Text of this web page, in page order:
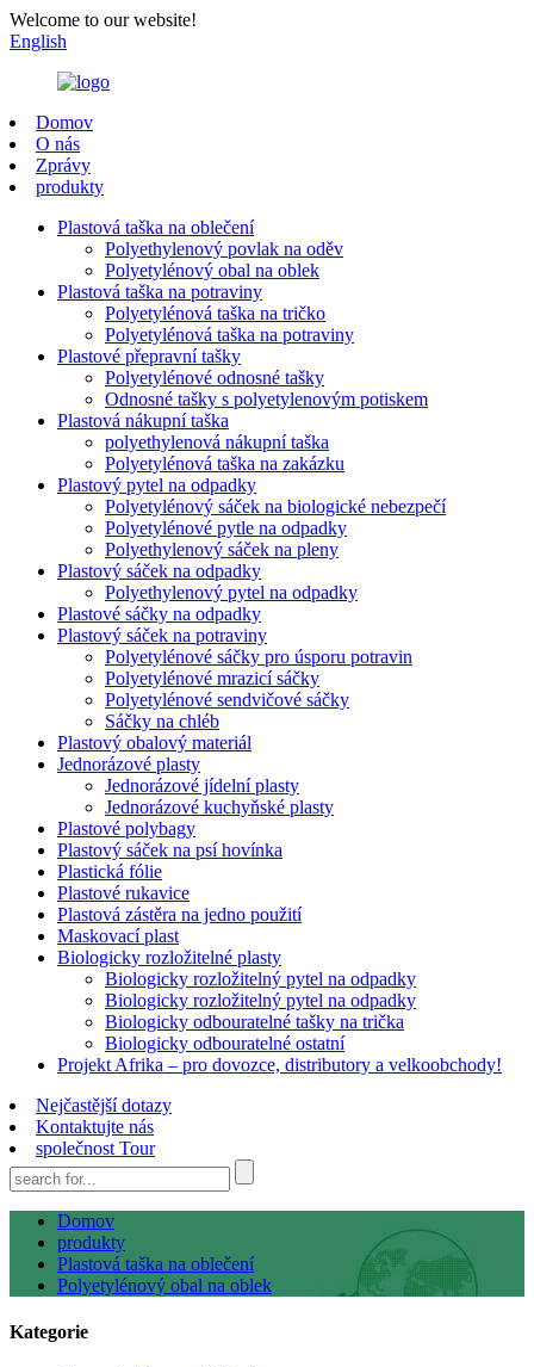
Welcome to our website!
English
Domov
O nás
Zprávy
produkty
Plastová taška na oblečení
Polyethylenový povlak na oděv
Polyetylénový obal na oblek
Plastová taška na potraviny
Polyetylénová taška na tričko
Polyetylénová taška na potraviny
Plastové přepravní tašky
Polyetylénové odnosné tašky
Odnosné tašky s polyetylenovým potiskem
Plastová nákupní taška
polyethylenová nákupní taška
Polyetylénová taška na zakázku
Plastový pytel na odpadky
Polyetylénový sáček na biologické nebezpečí
Polyetylénové pytle na odpadky
Polyethylenový sáček na pleny
Plastový sáček na odpadky
Polyethylenový pytel na odpadky
Plastové sáčky na odpadky
Plastový sáček na potraviny
Polyetylénové sáčky pro úsporu potravin
Polyetylénové mrazicí sáčky
Polyetylénové sendvičové sáčky
Sáčky na chléb
Plastový obalový materiál
Jednorázové plasty
Jednorázové jídelní plasty
Jednorázové kuchyňské plasty
Plastové polybagy
Plastový sáček na psí hovínka
Plastická fólie
Plastové rukavice
Plastová zástěra na jedno použití
Maskovací plast
Biologicky rozložitelné plasty
Biologicky rozložitelný pytel na odpadky
Biologicky rozložitelný pytel na odpadky
Biologicky odbouratelné tašky na trička
Biologicky odbouratelné ostatní
Projekt Afrika – pro dovozce, distributory a velkoobchody!
Nejčastější dotazy
Kontaktujte nás
společnost Tour
Domov
produkty
Plastová taška na oblečení
Polyetylénový obal na oblek
Kategorie